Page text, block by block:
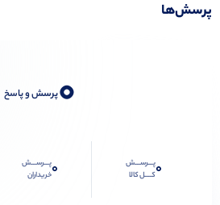
پرسش‌ها
0پرسش و پاسخ
0پـــرســـش
کــــل کالا
0پـــرســـش
خریداران